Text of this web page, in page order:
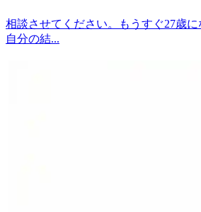
相談させてください。もうすぐ27歳に
自分の結...